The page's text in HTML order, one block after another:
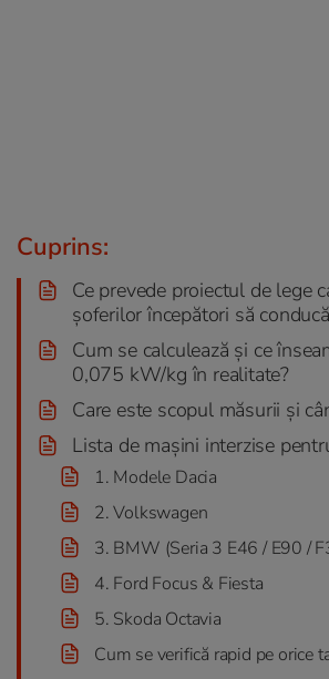
Cuprins:
Ce prevede proiectul de lege
șoferilor începători să
Cum se calculează și ce
0,075 kW/kg în realitate?
Care este scopul măsurii și
Lista de mașini interzise
1. Modele Dacia
2. Volkswagen
3. BMW (Seria 3 E46 / E90 /
4. Ford Focus & Fiesta
5. Skoda Octavia
Cum se verifică rapid pe orice